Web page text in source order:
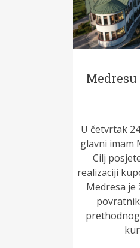
U četvrtak
glavni imam
Cilj
realizaciji
Medresa je